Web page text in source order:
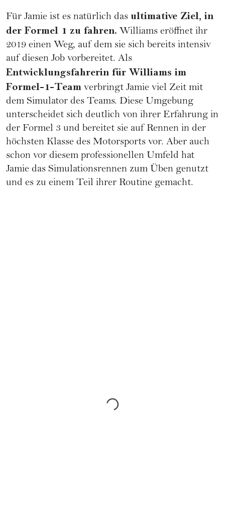
Für Jamie ist es natürlich das ultimative Ziel, in
der Formel 1 zu fahren. Williams eröffnet ihr
2019 einen Weg, auf dem sie sich bereits intensiv
auf diesen Job vorbereitet. Als
Entwicklungsfahrerin für Williams im
Formel-1-Team verbringt Jamie viel Zeit mit
dem Simulator des Teams. Diese Umgebung
unterscheidet sich deutlich von ihrer Erfahrung in
der Formel 3 und bereitet sie auf Rennen in der
höchsten Klasse des Motorsports vor. Aber auch
schon vor diesem professionellen Umfeld hat
Jamie das Simulationsrennen zum Üben genutzt
und es zu einem Teil ihrer Routine gemacht.